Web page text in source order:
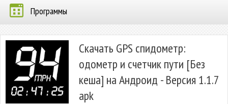
Программы
Скачать GPS спидометр:
одометр и счетчик пути [Без
кеша] на Андроид - Версия 1.1.7
apk